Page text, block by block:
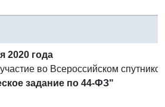
2020 года
во Всероссийском
задание по 44-ФЗ"